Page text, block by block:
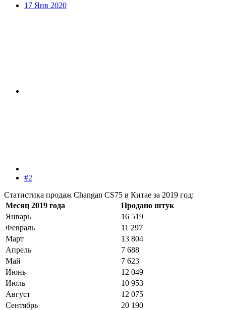
17 Янв 2020
#2
Статистика продаж Changan CS75 в Китае за 2019 год:
Месяц 2019 года
Продано штук
Январь
16 519
Февраль
11 297
Март
13 804
Апрель
7 688
Май
7 623
Июнь
12 049
Июль
10 953
Август
12 075
Сентябрь
20 190